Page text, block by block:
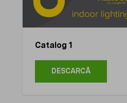
Catalog 1
DESCARCĂ